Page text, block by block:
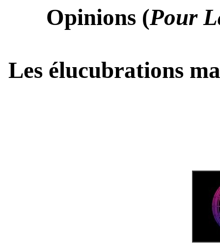
Opinions (Pour
Les élucubrations